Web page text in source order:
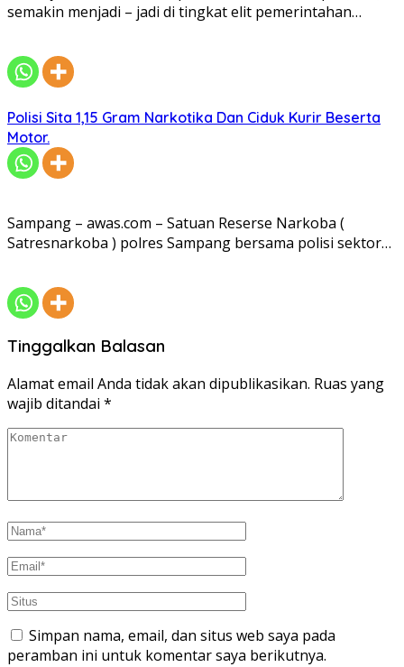
semakin menjadi – jadi di tingkat elit pemerintahan…
Polisi Sita 1,15 Gram Narkotika Dan Ciduk Kurir Beserta
Motor.
Sampang – awas.com – Satuan Reserse Narkoba (
Satresnarkoba ) polres Sampang bersama polisi sektor…
Tinggalkan Balasan
Alamat email Anda tidak akan dipublikasikan. Ruas yang
wajib ditandai *
Simpan nama, email, dan situs web saya pada
peramban ini untuk komentar saya berikutnya.